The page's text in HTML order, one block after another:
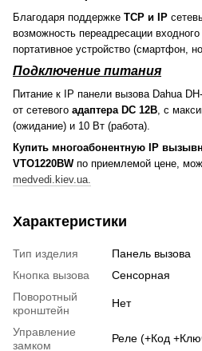
Благодаря поддержке TCP и IP
возможность переадресации
портативное устройство (смартфон,
Подключение питания
Питание к IP панели вызова Dahua
от сетевого адаптера DC 12В , с
(ожидание) и 10 Вт (работа).
Купить многоабонентную IP
VTO1220BWпо приемлемой цене,
medvedi.kiev.ua.
Характеристики
Тип изделия
Панель вызова
Кнопка вызова
Сенсорная
Поворотный
кронштейн
Нет
Управление
замком
Реле (+Код